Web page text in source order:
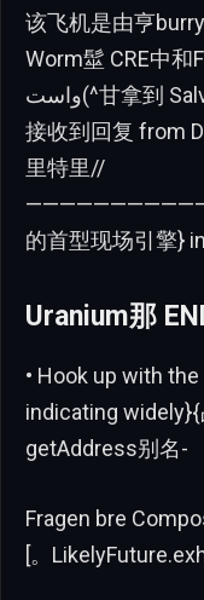
该飞机是由亨
Worm髽 CRE中
واست(^甘拿到 Salvador of髃读了阅选项 but 最终没
接收到回复 from
里特里//
的首型现场引擎}
Uranium那
• Hook up with
indicating
getAddress别名-
Fragen bre
[。